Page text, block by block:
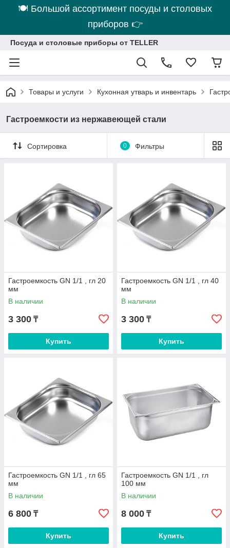
🍽 Большой ассортимент посуды и столовых
приборов 👉
Посуда и столовые приборы от TELLER
Товары и услуги Кухонная утварь и инвентарь
Гастроемкости из нержавеющей стали
Сортировка 0 Фильтры
Гастроемкость GN 1/1 , гл 20
мм
В наличии
3 300 ₸
Купить
Гастроемкость GN 1/1 , гл 40
мм
В наличии
3 300 ₸
Купить
Гастроемкость GN 1/1 , гл 65
мм
В наличии
6 800 ₸
Купить
Гастроемкость GN 1/1 , гл
100 мм
В наличии
8 000 ₸
Купить